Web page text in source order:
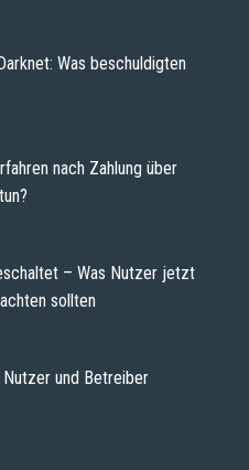
Was beschuldigten
nach Zahlung über
– Was Nutzer jetzt
sollten
Nutzer und Betreiber